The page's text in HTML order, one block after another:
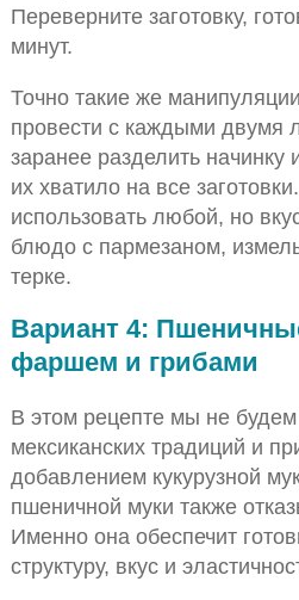
Переверните заготовку,
минут.
Точно такие же
провести с каждыми двумя
заранее разделить начинку
их хватило на все
использовать любой, но
блюдо с пармезаном,
терке.
Вариант 4:
фаршем и грибами
В этом рецепте мы не будем
мексиканских традиций и
добавлением кукурузной
пшеничной муки также
Именно она обеспечит
структуру, вкус и